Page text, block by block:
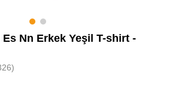
Es Nn Erkek Yeşil T-shirt -